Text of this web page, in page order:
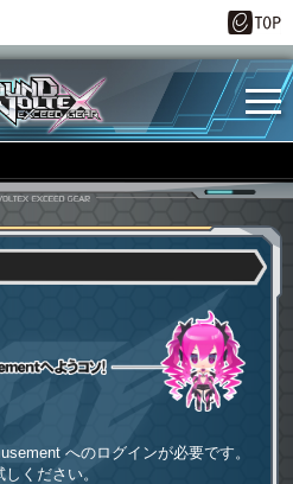
へのログインが必要です。
ください。